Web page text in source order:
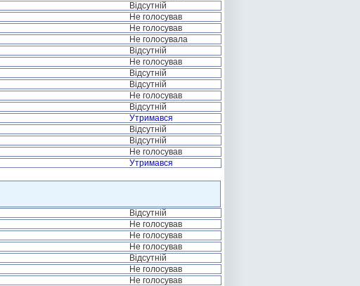
Відсутній
Не голосував
Не голосував
Не голосувала
Відсутній
Не голосував
Відсутній
Відсутній
Не голосував
Відсутній
Утримався
Відсутній
Відсутній
Не голосував
Утримався
Відсутній
Не голосував
Не голосував
Не голосував
Відсутній
Не голосував
Не голосував